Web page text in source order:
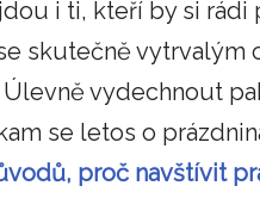
i ti, kteří by si rádi
skutečně vytrvalým
Úlevně vydechnout
se letos o
proč navštívit